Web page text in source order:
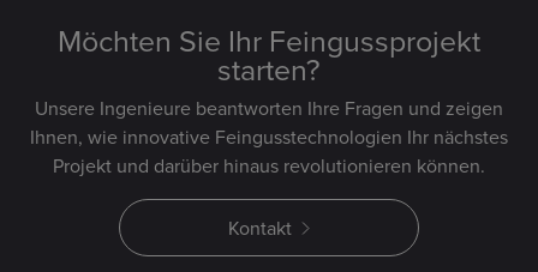
Möchten Sie Ihr Feingussprojekt
starten?
Unsere Ingenieure beantworten Ihre Fragen und zeigen
Ihnen, wie innovative Feingusstechnologien Ihr nächstes
Projekt und darüber hinaus revolutionieren können.
Kontakt